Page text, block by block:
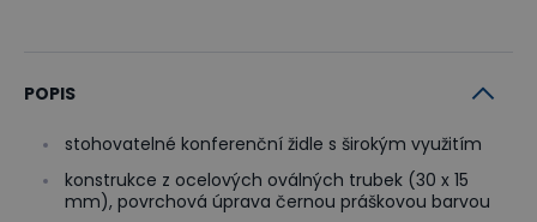
POPIS
stohovatelné konferenční židle s širokým využitím
konstrukce z ocelových oválných trubek (30 x 15
mm), povrchová úprava černou práškovou barvou